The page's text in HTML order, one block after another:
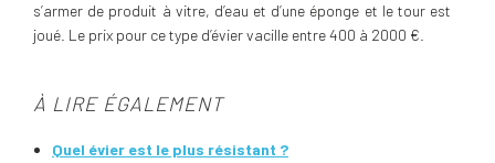
s’armer de produit à vitre, d’eau et d’une éponge et le tour est
joué. Le prix pour ce type d’évier vacille entre 400 à 2000 €.
À LIRE ÉGALEMENT
Quel évier est le plus résistant ?